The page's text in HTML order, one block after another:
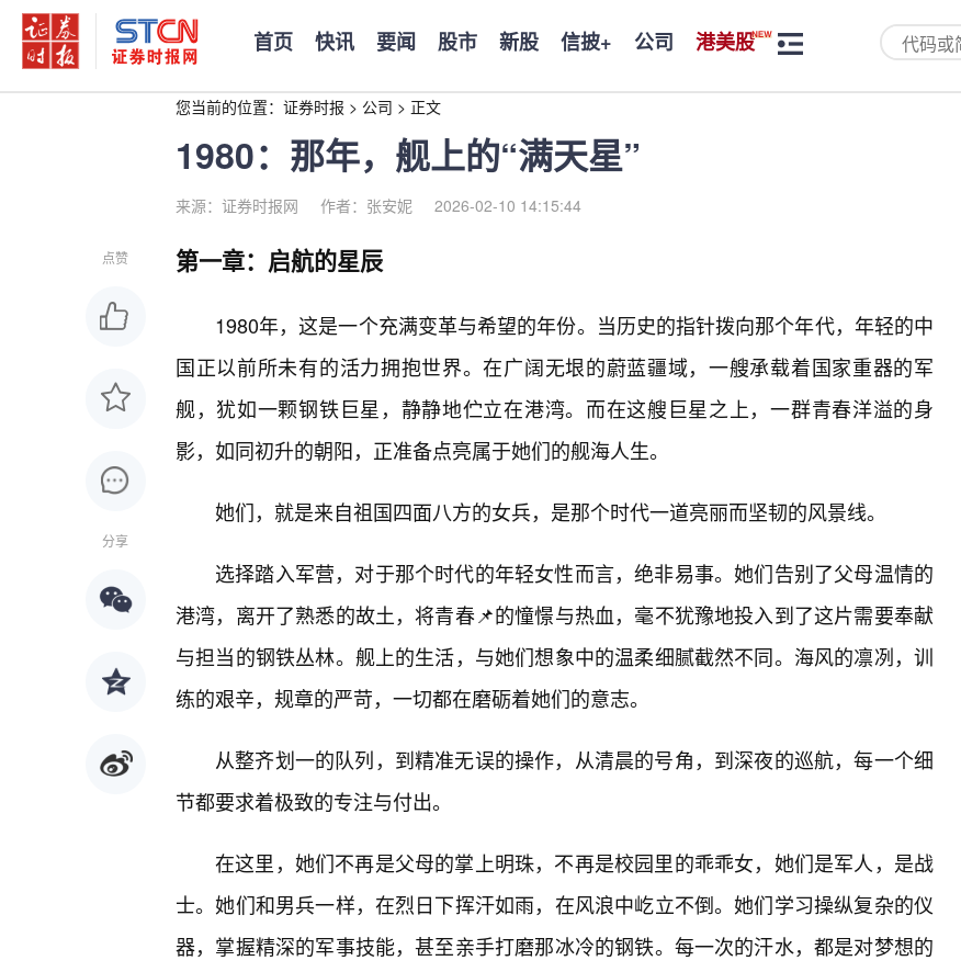
首页 快讯 要闻 股市 新股 信披+ 公司 港美股
您当前的位置： 证券时报 > 公司 > 正文
1980：那年，舰上的“满天星”
来源：证券时报网 作者：张安妮 2026-02-10 14:15:44
点赞
分享
第一章：启航的星辰
1980年，这是一个充满变革与希望的年份。当历史的指针拨向那个年代，年轻的中
国正以前所未有的活力拥抱世界。在广阔无垠的蔚蓝疆域，一艘承载着国家重器的军
舰，犹如一颗钢铁巨星，静静地伫立在港湾。而在这艘巨星之上，一群青春洋溢的身
影，如同初升的朝阳，正准备点亮属于她们的舰海人生。
她们，就是来自祖国四面八方的女兵，是那个时代一道亮丽而坚韧的风景线。
选择踏入军营，对于那个时代的年轻女性而言，绝非易事。她们告别了父母温情的
港湾，离开了熟悉的故土，将青春📌的憧憬与热血，毫不犹豫地投入到了这片需要奉献
与担当的钢铁丛林。舰上的生活，与她们想象中的温柔细腻截然不同。海风的凛冽，训
练的艰辛，规章的严苛，一切都在磨砺着她们的意志。
从整齐划一的队列，到精准无误的操作，从清晨的号角，到深夜的巡航，每一个细
节都要求着极致的专注与付出。
在这里，她们不再是父母的掌上明珠，不再是校园里的乖乖女，她们是军人，是战
士。她们和男兵一样，在烈日下挥汗如雨，在风浪中屹立不倒。她们学习操纵复杂的仪
器，掌握精深的军事技能，甚至亲手打磨那冰冷的钢铁。每一次的汗水，都是对梦想的